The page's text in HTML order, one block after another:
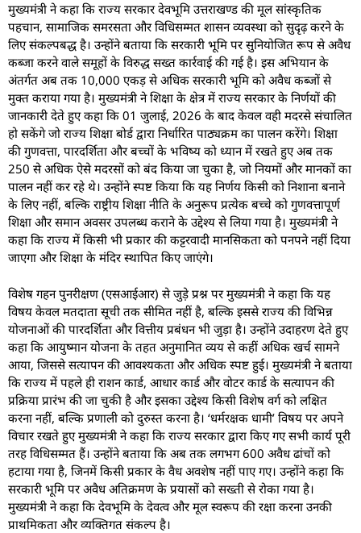
मुख्यमंत्री ने कहा कि राज्य सरकार देवभूमि उत्तराखण्ड की मूल सांस्कृतिक
पहचान, सामाजिक समरसता और विधिसम्मत शासन व्यवस्था को सुदृढ़ करने के
लिए संकल्पबद्ध है। उन्होंने बताया कि सरकारी भूमि पर सुनियोजित रूप से अवैध
कब्जा करने वाले समूहों के विरुद्ध सख्त कार्रवाई की गई है। इस अभियान के
अंतर्गत अब तक 10,000 एकड़ से अधिक सरकारी भूमि को अवैध कब्जों से
मुक्त कराया गया है। मुख्यमंत्री ने शिक्षा के क्षेत्र में राज्य सरकार के निर्णयों की
जानकारी देते हुए कहा कि 01 जुलाई, 2026 के बाद केवल वही मदरसे संचालित
हो सकेंगे जो राज्य शिक्षा बोर्ड द्वारा निर्धारित पाठ्यक्रम का पालन करेंगे। शिक्षा
की गुणवत्ता, पारदर्शिता और बच्चों के भविष्य को ध्यान में रखते हुए अब तक
250 से अधिक ऐसे मदरसों को बंद किया जा चुका है, जो नियमों और मानकों का
पालन नहीं कर रहे थे। उन्होंने स्पष्ट किया कि यह निर्णय किसी को निशाना बनाने
के लिए नहीं, बल्कि राष्ट्रीय शिक्षा नीति के अनुरूप प्रत्येक बच्चे को गुणवत्तापूर्ण
शिक्षा और समान अवसर उपलब्ध कराने के उद्देश्य से लिया गया है। मुख्यमंत्री ने
कहा कि राज्य में किसी भी प्रकार की कट्टरवादी मानसिकता को पनपने नहीं दिया
जाएगा और शिक्षा के मंदिर स्थापित किए जाएंगे।
विशेष गहन पुनरीक्षण (एसआईआर) से जुड़े प्रश्न पर मुख्यमंत्री ने कहा कि यह
विषय केवल मतदाता सूची तक सीमित नहीं है, बल्कि इससे राज्य की विभिन्न
योजनाओं की पारदर्शिता और वित्तीय प्रबंधन भी जुड़ा है। उन्होंने उदाहरण देते हुए
कहा कि आयुष्मान योजना के तहत अनुमानित व्यय से कहीं अधिक खर्च सामने
आया, जिससे सत्यापन की आवश्यकता और अधिक स्पष्ट हुई। मुख्यमंत्री ने बताया
कि राज्य में पहले ही राशन कार्ड, आधार कार्ड और वोटर कार्ड के सत्यापन की
प्रक्रिया प्रारंभ की जा चुकी है और इसका उद्देश्य किसी विशेष वर्ग को लक्षित
करना नहीं, बल्कि प्रणाली को दुरुस्त करना है। ‘धर्मरक्षक धामी’ विषय पर अपने
विचार रखते हुए मुख्यमंत्री ने कहा कि राज्य सरकार द्वारा किए गए सभी कार्य पूरी
तरह विधिसम्मत हैं। उन्होंने बताया कि अब तक लगभग 600 अवैध ढांचों को
हटाया गया है, जिनमें किसी प्रकार के वैध अवशेष नहीं पाए गए। उन्होंने कहा कि
सरकारी भूमि पर अवैध अतिक्रमण के प्रयासों को सख्ती से रोका गया है।
मुख्यमंत्री ने कहा कि देवभूमि के देवत्व और मूल स्वरूप की रक्षा करना उनकी
प्राथमिकता और व्यक्तिगत संकल्प है।